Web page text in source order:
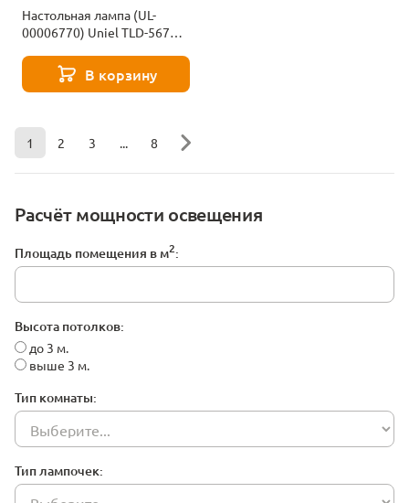
Расчёт мощности освещения
Площадь помещения в м2:
Высота потолков:
до 3 м.
выше 3 м.
Тип комнаты:
Тип лампочек:
Настольная лампа (UL-
00006770) Uniel TLD-567
В корзину
1 2 3 8